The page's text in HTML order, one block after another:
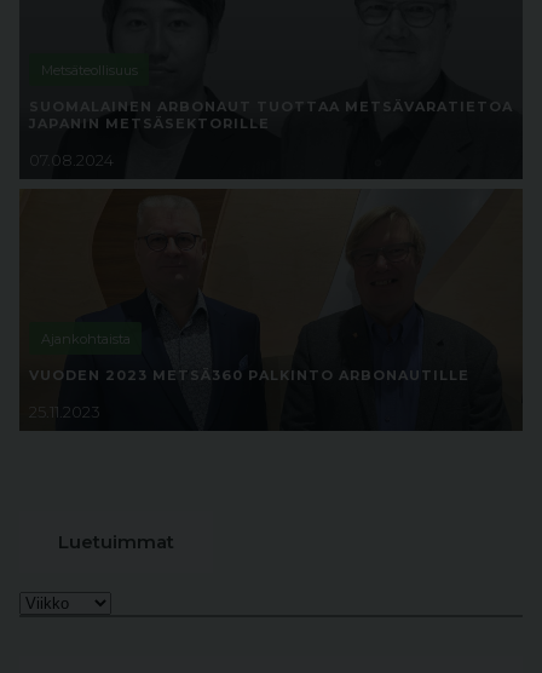
Metsäteollisuus
SUOMALAINEN ARBONAUT TUOTTAA METSÄVARATIETOA
JAPANIN METSÄSEKTORILLE
07.08.2024
Ajankohtaista
VUODEN 2023 METSÄ360 PALKINTO ARBONAUTILLE
25.11.2023
Luetuimmat